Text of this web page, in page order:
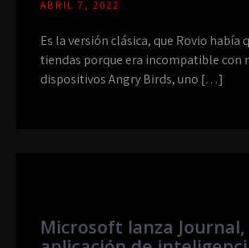
ABRIL 7, 2022
Es la versión clásica, que Rovio había
tiendas porque era incompatible con
dispositivos Angry Birds, uno […]
Microsoft lanza Journal,